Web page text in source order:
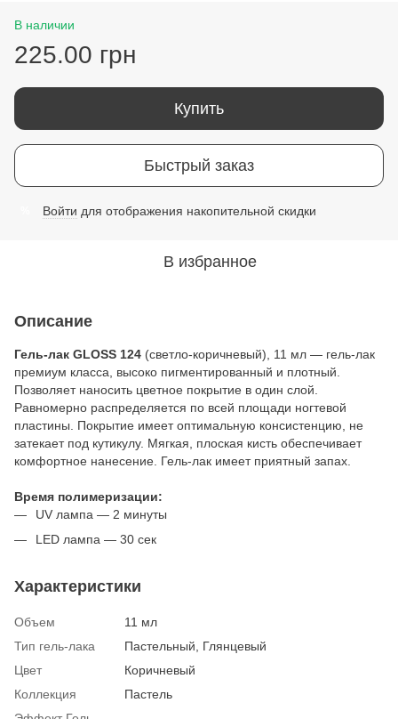
В наличии
225.00 грн
Купить
Быстрый заказ
Войти для отображения накопительной скидки
В избранное
Описание
Гель-лак GLOSS 124 (светло-коричневый), 11 мл — гель-лак
премиум класса, высоко пигментированный и плотный.
Позволяет наносить цветное покрытие в один слой.
Равномерно распределяется по всей площади ногтевой
пластины. Покрытие имеет оптимальную консистенцию, не
затекает под кутикулу. Мягкая, плоская кисть обеспечивает
комфортное нанесение. Гель-лак имеет приятный запах.
Время полимеризации:
UV лампа — 2 минуты
LED лампа — 30 сек
Характеристики
Объем
11 мл
Тип гель-лака
Пастельный, Глянцевый
Цвет
Коричневый
Коллекция
Пастель